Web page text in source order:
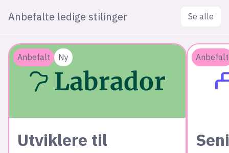
Anbefalte ledige stilinger Se alle
Anbefalt Ny
Utviklere til
Anbefalt